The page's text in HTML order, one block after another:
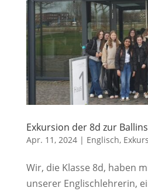
Exkursion der 8d zur
Apr. 11, 2024| Englisch,
Wir, die Klasse 8d, haben
unserer Englischlehrerin,